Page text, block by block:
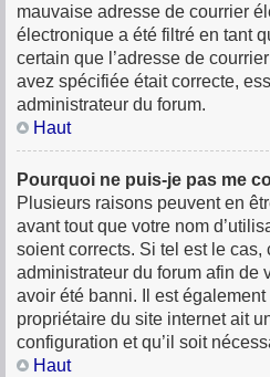
mauvaise adresse de courrier
électronique a été filtré en tant
certain que l’adresse de
avez spécifiée était correcte,
administrateur du forum.
Haut
Pourquoi ne puis-je pas me
Plusieurs raisons peuvent en
avant tout que votre nom
soient corrects. Si tel est le cas,
administrateur du forum afin de
avoir été banni. Il est
propriétaire du site internet ait
configuration et qu’il soit
Haut